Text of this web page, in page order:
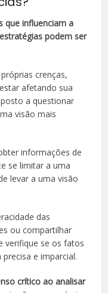
que influenciam a
podem ser
crenças,
afetando sua
a questionar
visão mais
informações de
se limitar a uma
levar a uma visão
das
ou compartilhar
verifique se os fatos
e imparcial.
crítico ao analisar